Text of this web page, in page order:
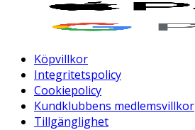
Köpvillkor
Integritetspolicy
Cookiepolicy
Kundklubbens medlemsvillkor
Tillgänglighet